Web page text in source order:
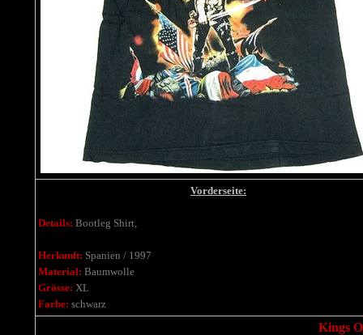
Vorderseite:
Details: Bootleg Shirt,
Herkunft: Spanien / 1997
Material: Baumwolle
Grösse: XL
Farbe: schwarz
Kings